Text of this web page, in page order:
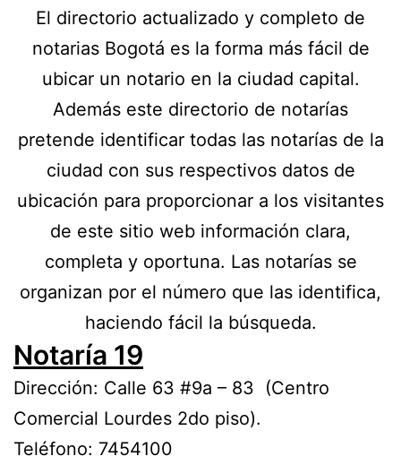
El directorio actualizado y completo de
notarias Bogotá es la forma más fácil de
ubicar un notario en la ciudad capital.
Además este directorio de notarías
pretende identificar todas las notarías de la
ciudad con sus respectivos datos de
ubicación para proporcionar a los visitantes
de este sitio web información clara,
completa y oportuna. Las notarías se
organizan por el número que las identifica,
haciendo fácil la búsqueda.
Notaría 19
Dirección: Calle 63 #9a – 83 (Centro
Comercial Lourdes 2do piso).
Teléfono: 7454100